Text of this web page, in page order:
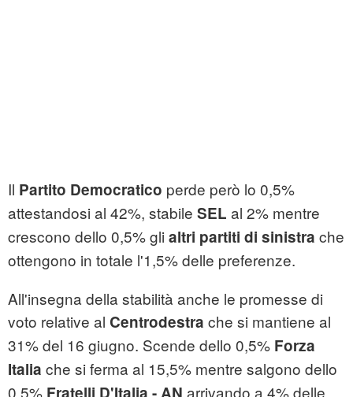
Il Partito Democratico perde però lo 0,5%
attestandosi al 42%, stabile SEL al 2% mentre
crescono dello 0,5% gli altri partiti di sinistra che
ottengono in totale l'1,5% delle preferenze.
All'insegna della stabilità anche le promesse di
voto relative al Centrodestra che si mantiene al
31% del 16 giugno. Scende dello 0,5% Forza
Italia che si ferma al 15,5% mentre salgono dello
0,5%
arrivando a 4% delle